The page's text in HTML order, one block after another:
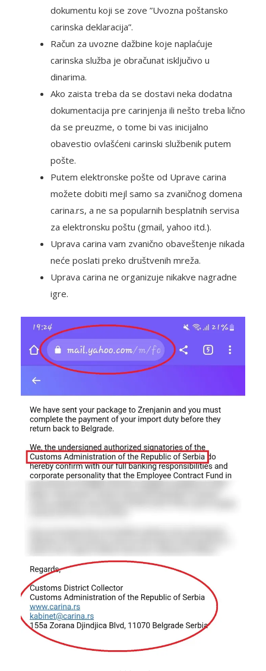
dokumentu koji se zove ”Uvozna poštansko
carinska deklaracija”.
Račun za uvozne dažbine koje naplaćuje
carinska služba je obračunat isključivo u
dinarima.
Ako zaista treba da se dostavi neka dodatna
dokumentacija pre carinjenja ili nešto treba lično
da se preuzme, o tome bi vas inicijalno
obavestio ovlašćeni carinski službenik putem
pošte.
Putem elektronske pošte od Uprave carina
možete dobiti mejl samo sa zvaničnog domena
carina.rs, a ne sa popularnih besplatnih servisa
za elektronsku poštu (gmail, yahoo itd.).
Uprava carina vam zvanično obaveštenje nikada
neće poslati preko društvenih mreža.
Uprava carina ne organizuje nikakve nagradne
igre.